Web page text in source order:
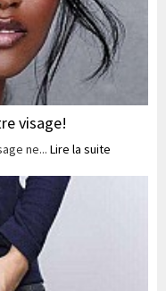
visage!
ne... Lire la suite